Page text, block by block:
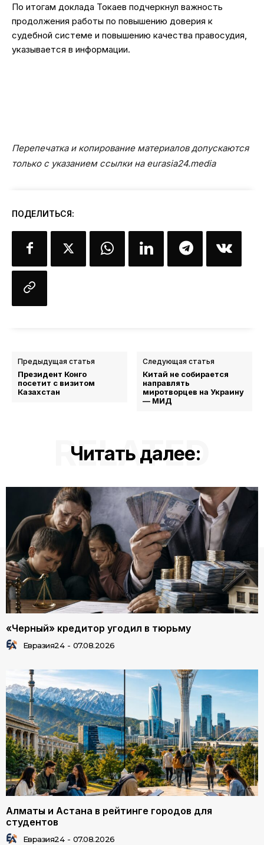
По итогам доклада Токаев подчеркнул важность
продолжения работы по повышению доверия к
судебной системе и повышению качества правосудия,
указывается в информации.
Перепечатка и копирование материалов допускаются
только с указанием ссылки на eurasia24.media
ПОДЕЛИТЬСЯ:
Предыдущая статья
Президент Конго
посетит с визитом
Казахстан
Следующая статья
Китай не собирается
направлять
миротворцев на Украину
— МИД
Читать далее:
RELATED
«Черный» кредитор угодил в тюрьму
Евразия24 - 07.08.2026
Алматы и Астана в рейтинге городов для
студентов
Евразия24 - 07.08.2026